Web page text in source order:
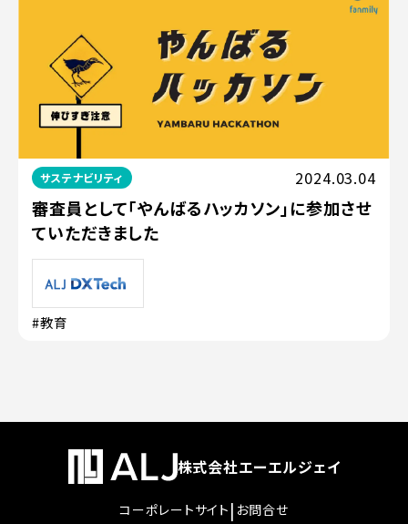
サステナビリティ 2024.03.04
審査員として「やんばるハッカソン」に参加させ
ていただきました
#教育
株式会社エーエルジェイ
コーポレートサイト | お問合せ